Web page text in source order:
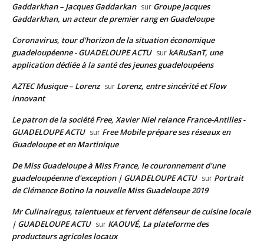
Gaddarkhan – Jacques Gaddarkan sur Groupe Jacques
Gaddarkhan, un acteur de premier rang en Guadeloupe
Coronavirus, tour d'horizon de la situation économique
guadeloupéenne - GUADELOUPE ACTU sur kARuSanT, une
application dédiée à la santé des jeunes guadeloupéens
AZTEC Musique – Lorenz sur Lorenz, entre sincérité et Flow
innovant
Le patron de la société Free, Xavier Niel relance France-Antilles -
GUADELOUPE ACTU sur Free Mobile prépare ses réseaux en
Guadeloupe et en Martinique
De Miss Guadeloupe à Miss France, le couronnement d'une
guadeloupéenne d'exception | GUADELOUPE ACTU sur Portrait
de Clémence Botino la nouvelle Miss Guadeloupe 2019
Mr Culinairegus, talentueux et fervent défenseur de cuisine locale
| GUADELOUPE ACTU sur KAOUVÉ, La plateforme des
producteurs agricoles locaux